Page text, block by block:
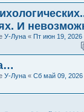
И
У-Луна « Пт июн 19, 2026
У-Луна « Сб май 09, 2026